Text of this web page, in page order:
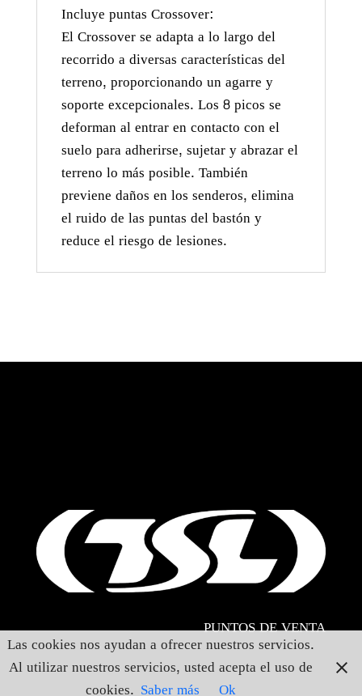
Incluye puntas Crossover:
El Crossover se adapta a lo largo del
recorrido a diversas características del
terreno, proporcionando un agarre y
soporte excepcionales. Los 8 picos se
deforman al entrar en contacto con el
suelo para adherirse, sujetar y abrazar el
terreno lo más posible. También
previene daños en los senderos, elimina
el ruido de las puntas del bastón y
reduce el riesgo de lesiones.
PUNTOS DE VENTA
Las cookies nos ayudan a ofrecer nuestros servicios.
Al utilizar nuestros servicios, usted acepta el uso de
cookies. Saber más Ok